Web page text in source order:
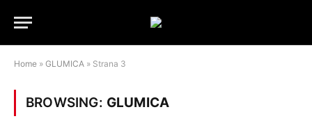
Home » GLUMICA » Strana 3
BROWSING: GLUMICA